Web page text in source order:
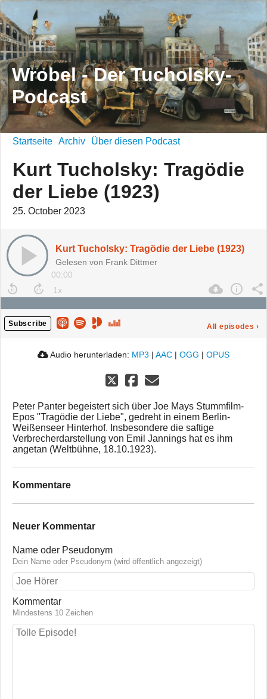
Wrobel - Der Tucholsky-
Podcast
Startseite Archiv Über diesen Podcast
Kurt Tucholsky: Tragödie
der Liebe (1923)
25. October 2023
Kurt Tucholsky: Tragödie der Liebe (1923)
Gelesen von Frank Dittmer
00:00
Subscribe All episodes ›
Audio herunterladen: MP3 | AAC | OGG | OPUS
Peter Panter begeistert sich über Joe Mays Stummfilm-
Epos "Tragödie der Liebe", gedreht in einem Berlin-
Weißenseer Hinterhof. Insbesondere die saftige
Verbrecherdarstellung von Emil Jannings hat es ihm
angetan (Weltbühne, 18.10.1923).
Kommentare
Neuer Kommentar
Name oder Pseudonym
Dein Name oder Pseudonym (wird öffentlich angezeigt)
Kommentar
Mindestens 10 Zeichen